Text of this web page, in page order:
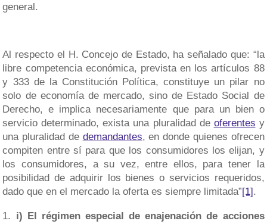
general.
Al respecto el H. Concejo de Estado, ha señalado que: “la
libre competencia económica, prevista en los artículos 88
y 333 de la Constitución Política, constituye un pilar no
solo de economía de mercado, sino de Estado Social de
Derecho, e implica necesariamente que para un bien o
servicio determinado, exista una pluralidad de oferentes y
una pluralidad de demandantes, en donde quienes ofrecen
compiten entre sí para que los consumidores los elijan, y
los consumidores, a su vez, entre ellos, para tener la
posibilidad de adquirir los bienes o servicios requeridos,
dado que en el mercado la oferta es siempre limitada”[1].
i) El régimen especial de enajenación de acciones